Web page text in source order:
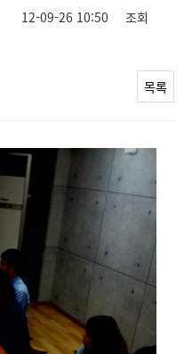
12-09-26 10:50
조회
목록